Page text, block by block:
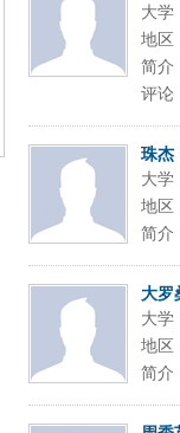
大学
地区
简介
评论
珠杰
大学
地区
简介
大罗
大学
地区
简介